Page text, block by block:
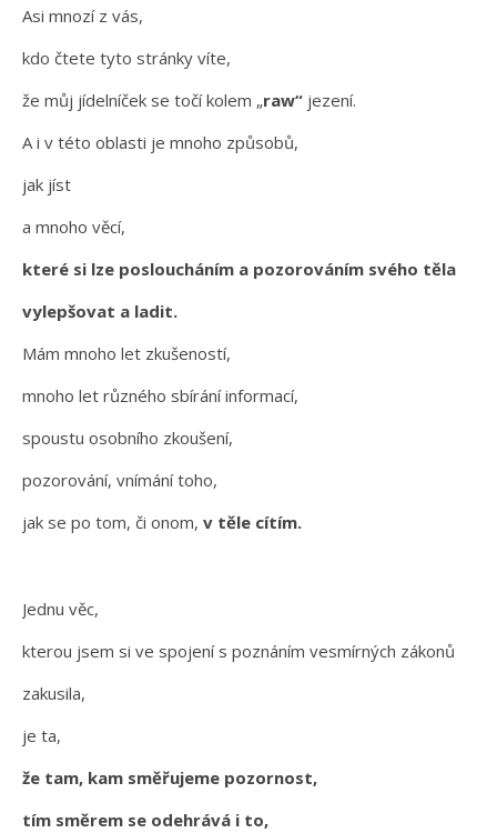
Asi mnozí z vás,
kdo čtete tyto stránky víte,
že můj jídelníček se točí kolem „raw“ jezení.
A i v této oblasti je mnoho způsobů,
jak jíst
a mnoho věcí,
které si lze posloucháním a pozorováním svého těla
vylepšovat a ladit.
Mám mnoho let zkušeností,
mnoho let různého sbírání informací,
spoustu osobního zkoušení,
pozorování, vnímání toho,
jak se po tom, či onom, v těle cítím.
Jednu věc,
kterou jsem si ve spojení s poznáním vesmírných zákonů
zakusila,
je ta,
že tam, kam směřujeme pozornost,
tím směrem se odehrává i to,